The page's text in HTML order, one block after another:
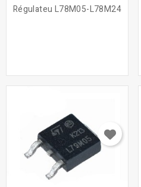
Régulateu L78M05-L78M24